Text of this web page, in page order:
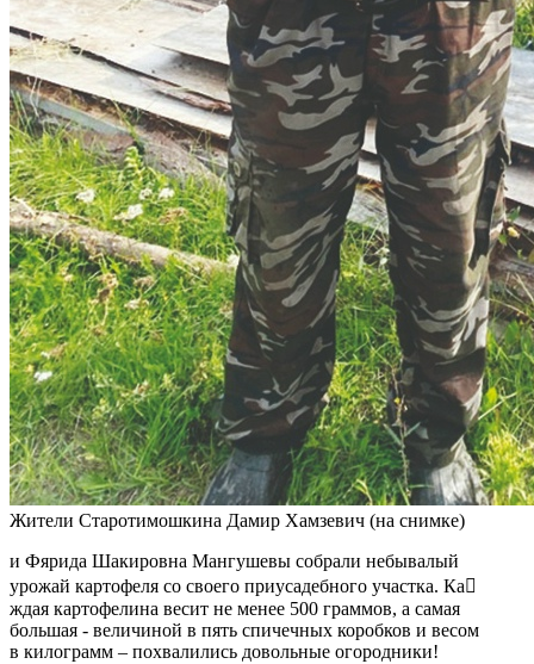
Жители Старотимошкина Дамир Хамзевич (на снимке)
и Фярида Шакировна Мангушевы собрали небывалый
урожай картофеля со своего приусадебного участка. Ка
ждая картофелина весит не менее 500 граммов, а самая
большая - величиной в пять спичечных коробков и весом
в килограмм – похвалились довольные огородники!